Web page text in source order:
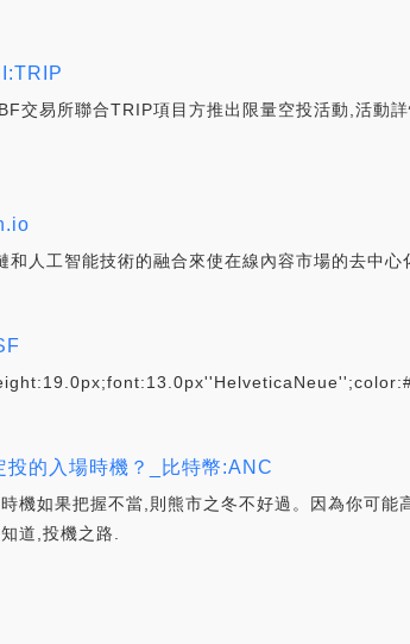
交易所聯合TRIP項目方推出限量空投活動,活動
人工智能技術的融合來使在線內容市場的去中心
的入場時機？_比特幣:ANC
機如果把握不當,則熊市之冬不好過。因為你可
道,投機之路.